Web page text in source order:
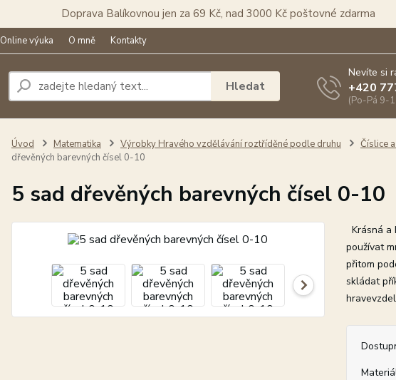
Doprava Balíkovnou jen za 69 Kč, nad 3000 Kč poštovné zdarma
Online výuka O mně Kontakty
Hledat
Nevíte si
+420
(Po-Pá 9-
Úvod Matematika Výrobky Hravého vzdělávání roztříděné podle druhu Číslice
dřevěných barevných čísel 0-10
5 sad dřevěných barevných čísel 0-10
Krásná
používat
přitom
skládat